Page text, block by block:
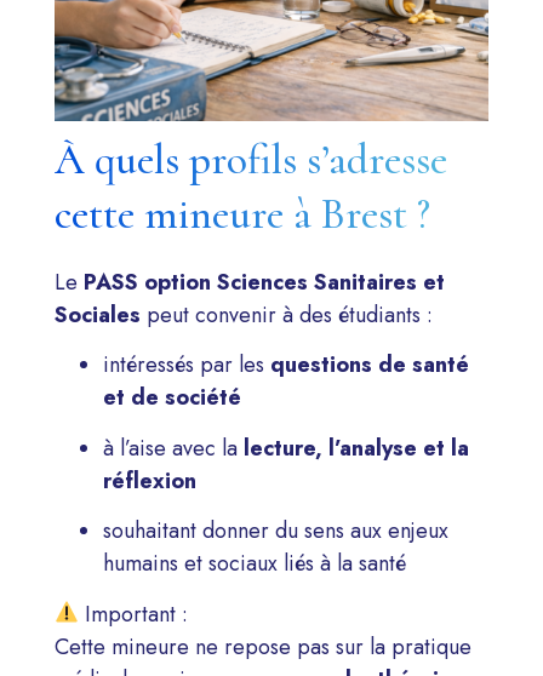
À quels profils s’adresse
cette mineure à Brest ?
Le PASS option Sciences Sanitaires et
Sociales peut convenir à des étudiants :
intéressés par les questions de santé
et de société
à l’aise avec la lecture, l’analyse et la
réflexion
souhaitant donner du sens aux enjeux
humains et sociaux liés à la santé
Important :
Cette mineure ne repose pas sur la pratique